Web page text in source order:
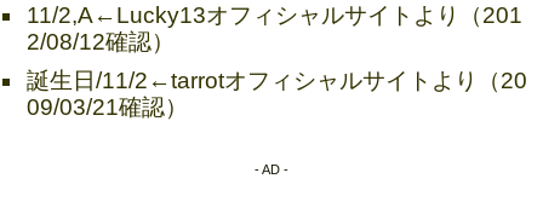
11/2,A←Lucky13オフィシャルサイトより（201
2/08/12確認）
誕生日/11/2←tarrotオフィシャルサイトより（20
09/03/21確認）
- AD -